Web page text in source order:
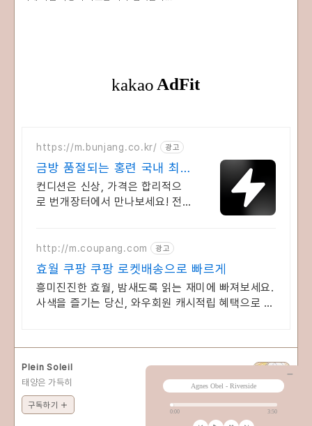
https://m.bunjang.co.kr/ 광고
금방 품절되는 홍련 국내 최대
브랜드 중고거래
컨디션은 신상, 가격은 합리적으
로 번개장터에서 만나보세요! 전
상품 업로드
http://m.coupang.com 광고
효월 쿠팡 쿠팡 로켓배송으로 빠르게
흥미진진한 효월, 밤새도록 읽는 재미에 빠져보세요.
사색을 즐기는 당신, 와우회원 캐시적립 혜택으로 구
Plein Soleil
태양은 가득히
구독하기